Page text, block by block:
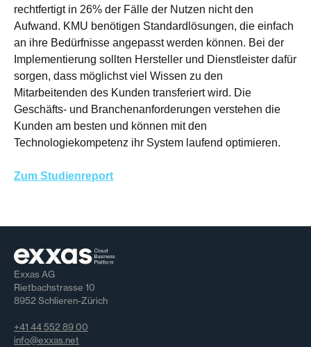
rechtfertigt in 26% der Fälle der Nutzen nicht den
Aufwand. KMU benötigen Standardlösungen, die einfach
an ihre Bedürfnisse angepasst werden können. Bei der
Implementierung sollten Hersteller und Dienstleister dafür
sorgen, dass möglichst viel Wissen zu den
Mitarbeitenden des Kunden transferiert wird. Die
Geschäfts- und Branchenanforderungen verstehen die
Kunden am besten und können mit den
Technologiekompetenz ihr System laufend optimieren.
Zum Studienreport
Exxas AG
Rietbachstrasse 10
8952 Schlieren-Zürich
+41 44 552 89 00
info@exxas.net